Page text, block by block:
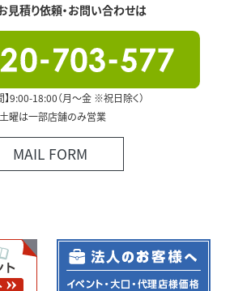
見積り依頼・お問い合わせは
】9:00-18:00（月～金 ※祝日除く）
土曜は一部店舗のみ営業
MAIL FORM